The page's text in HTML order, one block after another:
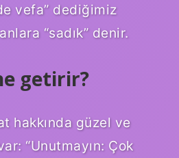
vefa” dediğimiz
“sadık” denir.
getirir?
hakkında güzel ve
“Unutmayın: Çok